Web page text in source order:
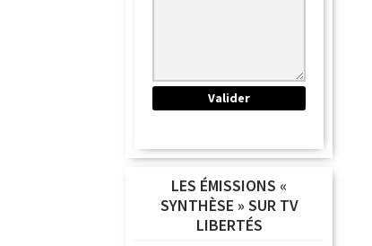
LES ÉMISSIONS «
SYNTHÈSE » SUR TV
LIBERTÉS